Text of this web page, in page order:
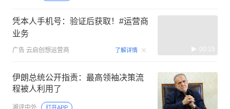
凭本人手机号：验证后获取！#运营商
业务
广告 云启创想运营商 了解详情 00:15
伊朗总统公开指责：最高领袖决策流
程被人利用了
湘评中外 打开APP